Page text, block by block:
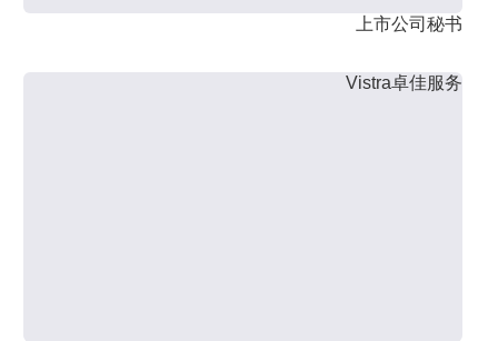
上市公司秘书
Vistra卓佳服务